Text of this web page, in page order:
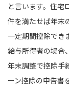
と言います。住宅
件を満たせば年末
一定期間控除でき
給与所得者の場合
年末調整で控除手
ーン控除の申告書